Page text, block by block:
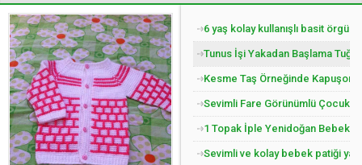
6 yaş kolay kullanışlı basit örgü
Tunus İşi Yakadan Başlama
Kesme Taş Örneğinde
Sevimli Fare Görünümlü Çocuk
1 Topak İple Yenidoğan Bebek
Sevimli ve kolay bebek patiği